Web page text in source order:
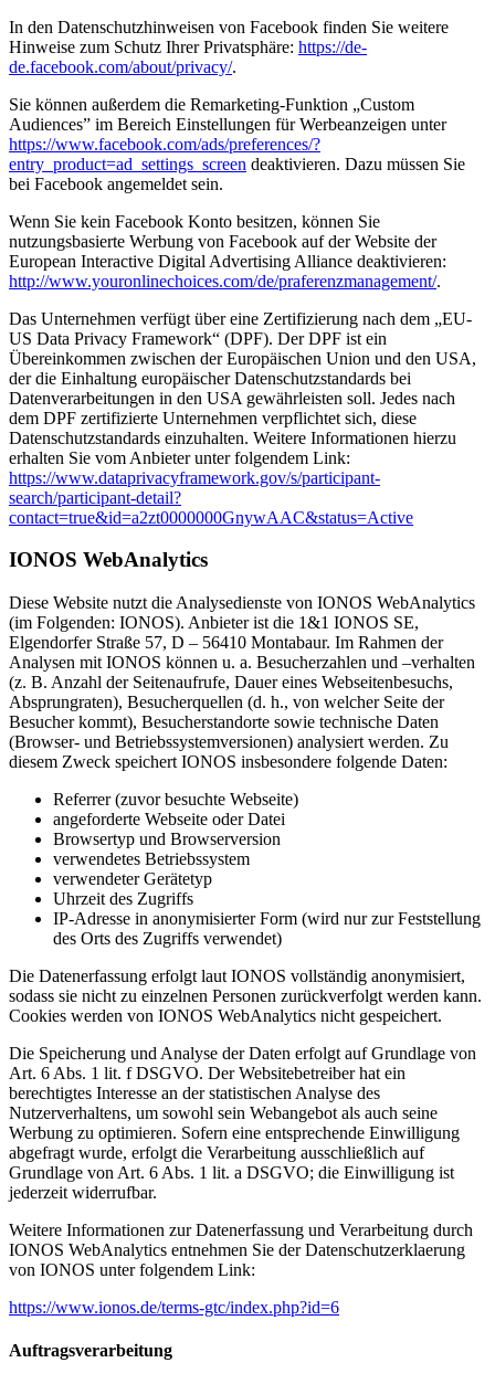
In den Datenschutzhinweisen von Facebook finden Sie weitere
Hinweise zum Schutz Ihrer Privatsphäre: https://de-
de.facebook.com/about/privacy/.
Sie können außerdem die Remarketing-Funktion „Custom
Audiences” im Bereich Einstellungen für Werbeanzeigen unter
https://www.facebook.com/ads/preferences/?
entry_product=ad_settings_screen deaktivieren. Dazu müssen Sie
bei Facebook angemeldet sein.
Wenn Sie kein Facebook Konto besitzen, können Sie
nutzungsbasierte Werbung von Facebook auf der Website der
European Interactive Digital Advertising Alliance deaktivieren:
http://www.youronlinechoices.com/de/praferenzmanagement/.
Das Unternehmen verfügt über eine Zertifizierung nach dem „EU-
US Data Privacy Framework“ (DPF). Der DPF ist ein
Übereinkommen zwischen der Europäischen Union und den USA,
der die Einhaltung europäischer Datenschutzstandards bei
Datenverarbeitungen in den USA gewährleisten soll. Jedes nach
dem DPF zertifizierte Unternehmen verpflichtet sich, diese
Datenschutzstandards einzuhalten. Weitere Informationen hierzu
erhalten Sie vom Anbieter unter folgendem Link:
https://www.dataprivacyframework.gov/s/participant-
search/participant-detail?
contact=true&id=a2zt0000000GnywAAC&status=Active
IONOS WebAnalytics
Diese Website nutzt die Analysedienste von IONOS WebAnalytics
(im Folgenden: IONOS). Anbieter ist die 1&1 IONOS SE,
Elgendorfer Straße 57, D – 56410 Montabaur. Im Rahmen der
Analysen mit IONOS können u. a. Besucherzahlen und –verhalten
(z. B. Anzahl der Seitenaufrufe, Dauer eines Webseitenbesuchs,
Absprungraten), Besucherquellen (d. h., von welcher Seite der
Besucher kommt), Besucherstandorte sowie technische Daten
(Browser- und Betriebssystemversionen) analysiert werden. Zu
diesem Zweck speichert IONOS insbesondere folgende Daten:
Referrer (zuvor besuchte Webseite)
angeforderte Webseite oder Datei
Browsertyp und Browserversion
verwendetes Betriebssystem
verwendeter Gerätetyp
Uhrzeit des Zugriffs
IP-Adresse in anonymisierter Form (wird nur zur Feststellung
des Orts des Zugriffs verwendet)
Die Datenerfassung erfolgt laut IONOS vollständig anonymisiert,
sodass sie nicht zu einzelnen Personen zurückverfolgt werden kann.
Cookies werden von IONOS WebAnalytics nicht gespeichert.
Die Speicherung und Analyse der Daten erfolgt auf Grundlage von
Art. 6 Abs. 1 lit. f DSGVO. Der Websitebetreiber hat ein
berechtigtes Interesse an der statistischen Analyse des
Nutzerverhaltens, um sowohl sein Webangebot als auch seine
Werbung zu optimieren. Sofern eine entsprechende Einwilligung
abgefragt wurde, erfolgt die Verarbeitung ausschließlich auf
Grundlage von Art. 6 Abs. 1 lit. a DSGVO; die Einwilligung ist
jederzeit widerrufbar.
Weitere Informationen zur Datenerfassung und Verarbeitung durch
IONOS WebAnalytics entnehmen Sie der Datenschutzerklaerung
von IONOS unter folgendem Link:
https://www.ionos.de/terms-gtc/index.php?id=6
Auftragsverarbeitung